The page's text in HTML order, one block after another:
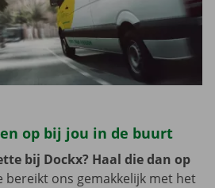
op bij jou in de buurt
bij Dockx? Haal die dan op
bereikt ons gemakkelijk met het